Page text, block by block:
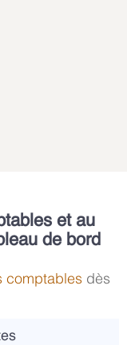
et au
de bord
comptables dès